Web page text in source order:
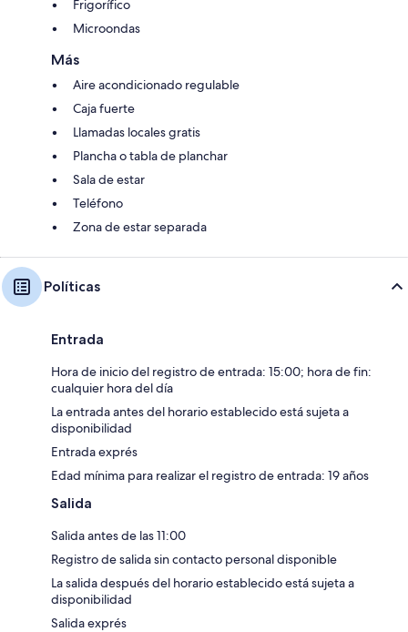
Frigorífico
Microondas
Más
Aire acondicionado regulable
Caja fuerte
Llamadas locales gratis
Plancha o tabla de planchar
Sala de estar
Teléfono
Zona de estar separada
Políticas
Entrada
Hora de inicio del registro de entrada: 15:00; hora de fin:
cualquier hora del día
La entrada antes del horario establecido está sujeta a
disponibilidad
Entrada exprés
Edad mínima para realizar el registro de entrada: 19 años
Salida
Salida antes de las 11:00
Registro de salida sin contacto personal disponible
La salida después del horario establecido está sujeta a
disponibilidad
Salida exprés